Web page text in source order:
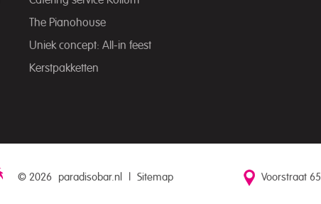
The Pianohouse
Uniek concept: All-in feest
Kerstpakketten
© 2026 paradisobar.nl Sitemap Voorstraat 65